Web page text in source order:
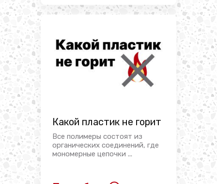
Какой пластик не горит
Все полимеры состоят из
органических соединений, где
мономерные цепочки ...